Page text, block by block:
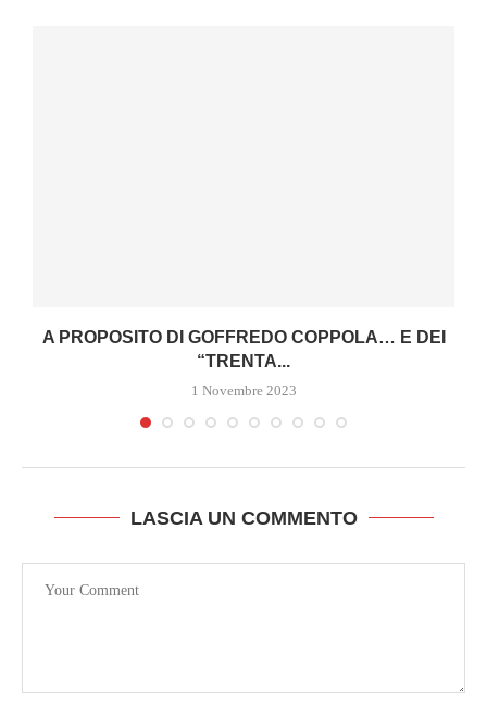
A PROPOSITO DI GOFFREDO COPPOLA… E DEI
“TRENTA...
1 Novembre 2023
LASCIA UN COMMENTO